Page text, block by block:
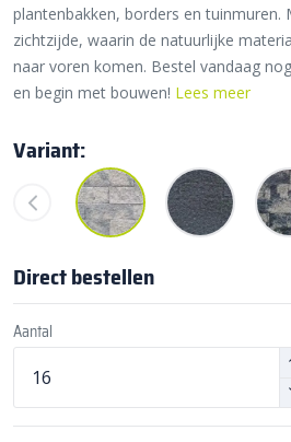
plantenbakken, borders en tuinmuren.
zichtzijde, waarin de natuurlijke
naar voren komen. Bestel vandaag
en begin met bouwen! Lees meer
Variant:
Direct bestellen
Aantal